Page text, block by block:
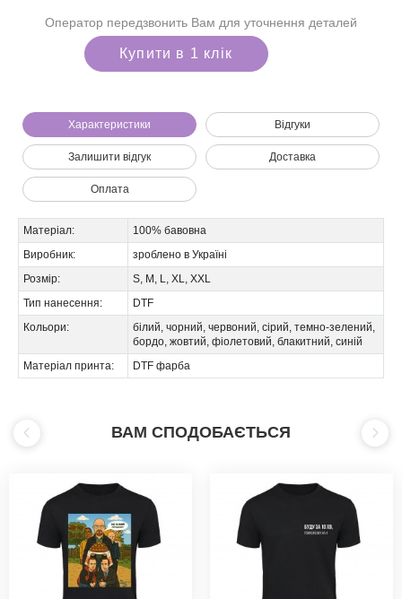
Оператор передзвонить Вам для уточнення деталей
Купити в 1 клік
Характеристики Відгуки
Залишити відгук Доставка
Оплата
Матеріал:
100% бавовна
Виробник:
зроблено в Україні
Розмір:
S, M, L, XL, XXL
Тип нанесення:
DTF
Кольори:
білий, чорний, червоний, сірий, темно-зелений,
бордо, жовтий, фіолетовий, блакитний, синій
Матеріал принта:
DTF фарба
ВАМ СПОДОБАЄТЬСЯ
Ми зателефонуємо вам на номер: